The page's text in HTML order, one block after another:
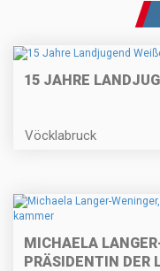
15 JAHRE
Vöcklabruck
MICHAELA
PRÄSIDENTIN DER